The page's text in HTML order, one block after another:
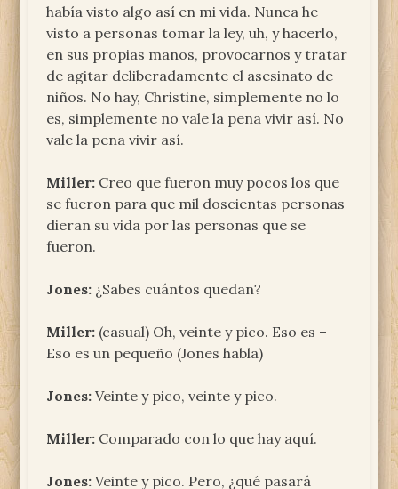
había visto algo así en mi vida. Nunca he
visto a personas tomar la ley, uh, y hacerlo,
en sus propias manos, provocarnos y tratar
de agitar deliberadamente el asesinato de
niños. No hay, Christine, simplemente no lo
es, simplemente no vale la pena vivir así. No
vale la pena vivir así.
Miller: Creo que fueron muy pocos los que
se fueron para que mil doscientas personas
dieran su vida por las personas que se
fueron.
Jones: ¿Sabes cuántos quedan?
Miller: (casual) Oh, veinte y pico. Eso es –
Eso es un pequeño (Jones habla)
Jones: Veinte y pico, veinte y pico.
Miller: Comparado con lo que hay aquí.
Jones: Veinte y pico. Pero, ¿qué pasará